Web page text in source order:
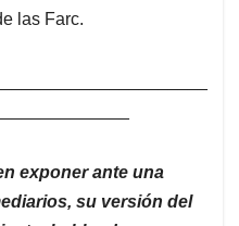
las Farc.
exponer ante una
su versión del